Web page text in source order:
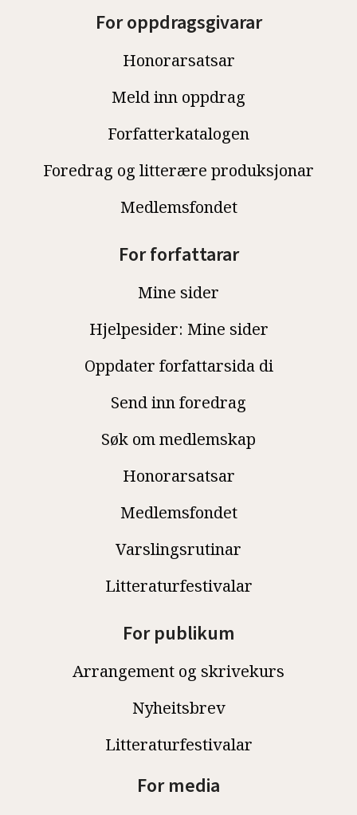
For oppdragsgivarar
Honorarsatsar
Meld inn oppdrag
Forfatterkatalogen
Foredrag og litterære produksjonar
Medlemsfondet
For forfattarar
Mine sider
Hjelpesider: Mine sider
Oppdater forfattarsida di
Send inn foredrag
Søk om medlemskap
Honorarsatsar
Medlemsfondet
Varslingsrutinar
Litteraturfestivalar
For publikum
Arrangement og skrivekurs
Nyheitsbrev
Litteraturfestivalar
For media